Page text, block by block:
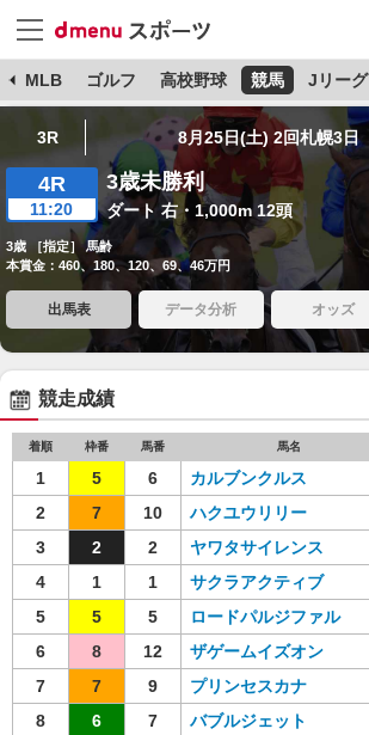
MLB ゴルフ 高校野球 競馬 Jリーグ
3R 8月25日(土) 2回札幌3日
4R
11:20
3歳未勝利
ダート 右・1,000m 12頭
3歳 ［指定］ 馬齢
本賞金：460、180、120、69、46万円
出馬表 データ分析 オッズ
競走成績
着順 枠番 馬番 馬名
1 5 6 カルブンクルス
2
7 10 ハクユウリリー
3
2 2 ヤワタサイレンス
4
1 1 サクラアクティブ
5
5 5 ロードパルジファル
6
8 12 ザゲームイズオン
7
7 9 プリンセスカナ
8
6 7 バブルジェット